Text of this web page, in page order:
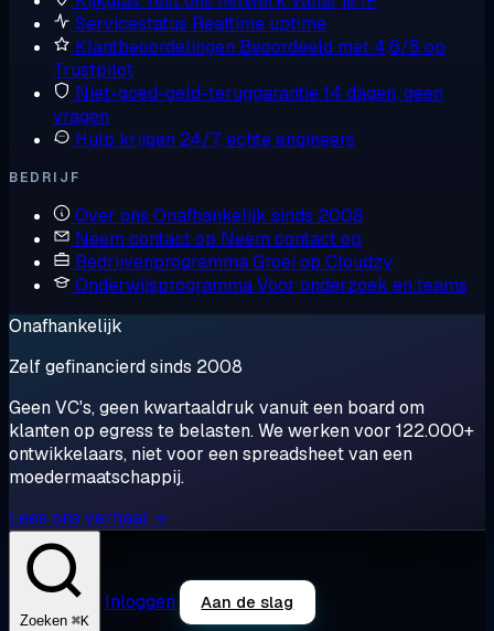
Servicestatus Realtime uptime
Klantbeoordelingen Beoordeeld met 4,6/5 op
Trustpilot
Niet-goed-geld-teruggarantie14 dagen, geen
vragen
Hulp krijgen 24/7, echte engineers
BEDRIJF
Over ons Onafhankelijk sinds 2008
Neem contact op Neem contact op
BedrijvenprogrammaGroei op Cloudzy
OnderwijsprogrammaVoor onderzoek en teams
Onafhankelijk
Zelf gefinancierd sinds 2008
Geen VC's, geen kwartaaldruk vanuit een board om
klanten op egress te belasten. We werken voor 122.000+
ontwikkelaars, niet voor een spreadsheet van een
moedermaatschappij.
Lees ons verhaal →
Zoeken ⌘K
Inloggen Aan de slag